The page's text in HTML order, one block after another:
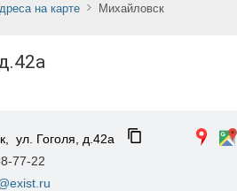
на карте Михайловск
ул. Гоголя, д.42а
77-22